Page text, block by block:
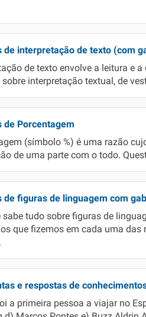
de interpretação de texto (com
de texto envolve a leitura e
interpretação textual, de
de Porcentagem
(símbolo %) é uma razão
de uma parte com o todo.
de figuras de linguagem com
sabe tudo sobre figuras de
que fizemos em cada uma das
e respostas de
a primeira pessoa a viajar no